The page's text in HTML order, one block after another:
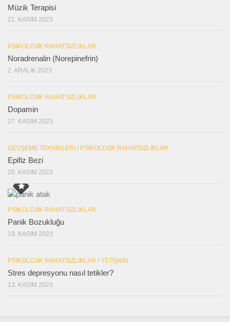
Müzik Terapisi
21. KASIM 2023
PSIKOLOJIK RAHATSIZLIKLAR
Noradrenalin (Norepinefrin)
2. ARALIK 2023
PSIKOLOJIK RAHATSIZLIKLAR
Dopamin
27. KASIM 2023
GEVŞEME TEKNIKLERI / PSIKOLOJIK RAHATSIZLIKLAR
Epifiz Bezi
20. KASIM 2023
PSIKOLOJIK RAHATSIZLIKLAR
Panik Bozukluğu
19. KASIM 2023
PSIKOLOJIK RAHATSIZLIKLAR / YETIŞKIN
Stres depresyonu nasıl tetikler?
13. KASIM 2023